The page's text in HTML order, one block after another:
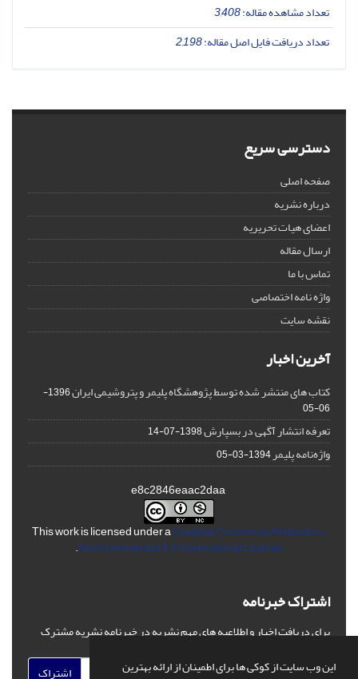
این وب سایت از کوکی ها برای اطمینان از ارائه بهترین
تعداد مشاهده مقاله:3,408
تعداد دریافت فایل اصل مقاله:2,198
دسترسی سریع
صفحه اصلی
درباره نشریه
اعضای هیات تحریریه
ارسال مقاله
تماس با ما
واژه نامه اختصاصی
نقشه سایت
آخرین اخبار
کتاب های منتشر شده توسط پژوهشگاه پلیمر و پتروشیمی ایران
1396-
06-05
تعرفه انتشار آگهی در بسپارش1398-07-14
واژه‌نامه پلیمر1394-03-05
This work is licensed under aCreative Commons Attribution-
NonCommercial 4.0 International License
.
اشتراک خبرنامه
برای دریافت اخبار و اطلاعیه های مهم نشریه در خبرنامه نشریه مشترک
اشتراک